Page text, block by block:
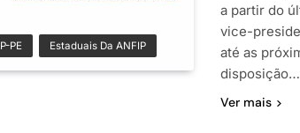
PE Estaduais Da ANFIP
a partir do
vice-
até as
disposição…
Ver mais